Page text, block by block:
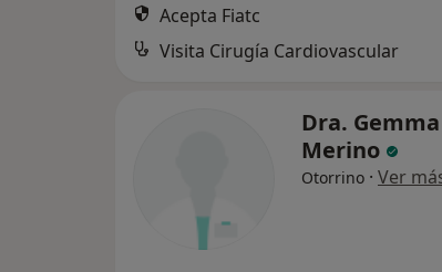
Acepta Fiatc
Visita Cirugía Cardiovascular
Dra.
Merino
Otorrino · Ver